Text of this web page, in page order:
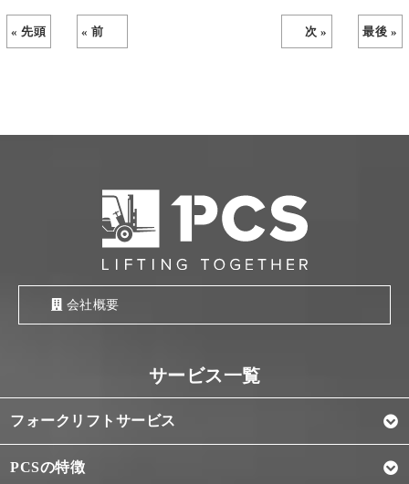
« 先頭 « 前 次 » 最後 »
会社概要
フォークリフトサービス
PCSの特徴